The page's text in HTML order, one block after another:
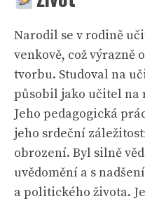
Narodil se v rodině
venkově, což výrazně
tvorbu. Studoval na
působil jako učitel na
Jeho pedagogická
jeho srdeční
obrození. Byl silně
uvědomění a s
a politického života.